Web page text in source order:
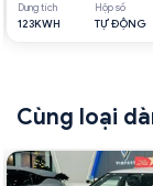
Dung tích
123KWH
Hộp số
TỰ ĐỘNG
Cùng loại